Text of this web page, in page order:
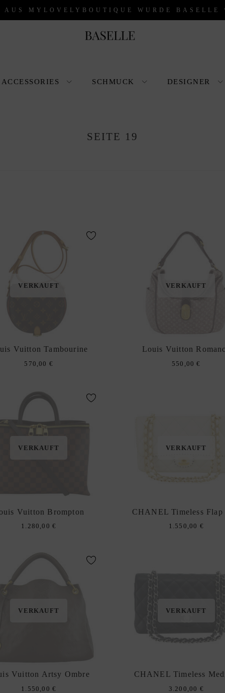
MYLOVELYBOUTIQUE WURDE BASELLE
ACCESSORIES SCHMUCK DESIGNER
SEITE 19
VERKAUFT
Vuitton Tambourine
570,00 €
VERKAUFT
Louis Vuitton
550,00€
VERKAUFT
Vuitton Brompton
1.280,00€
VERKAUFT
CHANEL Timeless Flap
1.550,00 €
VERKAUFT
Vuitton Artsy Ombre
1.550,00€
VERKAUFT
CHANEL Timeless
3.200,00 €